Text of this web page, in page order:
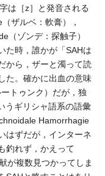
は［z］と発音される
ザルベ：軟膏），
（ゾンデ：探触子）
た時，誰かが「SAHは
から，ザーと濁って読
た。確かに出血の意味
トゥンク）だが，独
うギリシャ語系の語彙
Hamorrhagie
はずだが，インターネ
釣れず，かえって
が複数見つかってしま